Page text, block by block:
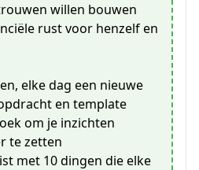
willen bouwen
rust voor henzelf en
elke dag een nieuwe
en template
om je inzichten
te zetten
met 10 dingen die elke